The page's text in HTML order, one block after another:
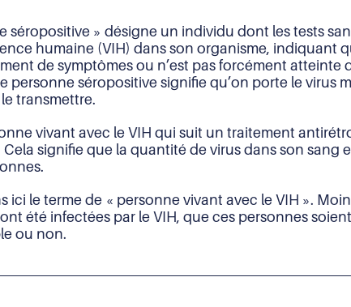
séropositive » désigne un individu dont les tests
humaine (VIH) dans son organisme, indiquant
de symptômes ou n’est pas forcément
personne séropositive signifie qu’on porte le virus
transmettre.
vivant avec le VIH qui suit un traitement
signifie que la quantité de virus dans son sang
ici le terme de « personne vivant avec le VIH ».
été infectées par le VIH, que ces personnes
ou non.